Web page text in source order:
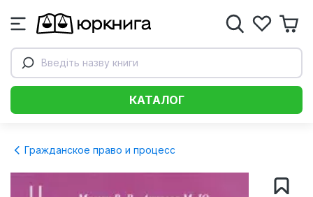
Введіть назву книги
КАТАЛОГ
Гражданское право и процесс